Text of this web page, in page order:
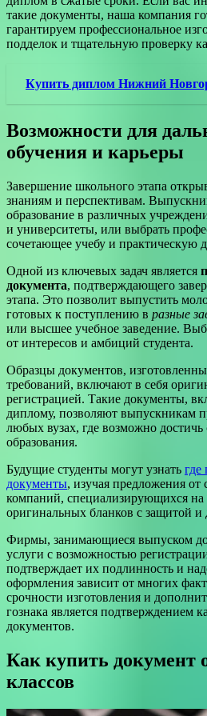
такие документы, наша компания
гарантируем профессиональное
подделок и тщательную проверку
Купить диплом Нижний
Возможности для
обучения и карьеры
Завершение школьного этапа
знаниям и перспективам.
образование в различных
и университеты, или выбрать
сочетающее учебу и практическую
Одной из ключевых задач является
документа, подтверждающего
этапа. Это позволит выпустить
готовых к поступлению в разные
или высшее учебное заведение.
от интересов и амбиций студента.
Образцы документов,
требований, включают в себя
регистрацией. Такие документы,
диплому, позволяют выпускникам
любых вузах, где возможно
образования.
Будущие студенты могут узнать где
документы, изучая предложения
компаний, специализирующихся на
оригинальных бланков с защитой и
Фирмы, занимающиеся выпуском
услуги с возможностью
подтверждает их подлинность и
оформления зависит от многих
срочности изготовления и
гознака является подтверждением
документов.
Как купить документ
классов